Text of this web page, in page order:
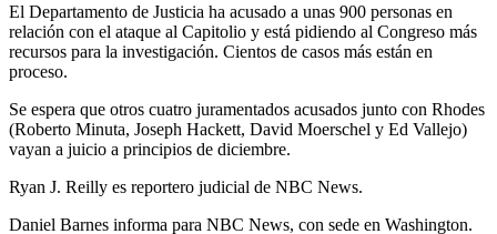
El Departamento de Justicia ha acusado a unas 900 personas en
relación con el ataque al Capitolio y está pidiendo al Congreso más
recursos para la investigación. Cientos de casos más están en
proceso.
Se espera que otros cuatro juramentados acusados ​​​​junto con Rhodes
(Roberto Minuta, Joseph Hackett, David Moerschel y Ed Vallejo)
vayan a juicio a principios de diciembre.
Ryan J. Reilly es reportero judicial de NBC News.
Daniel Barnes informa para NBC News, con sede en Washington.